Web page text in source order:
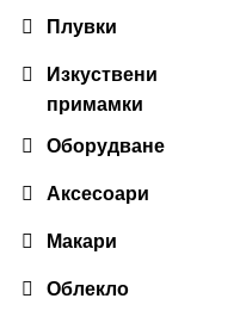
Плувки
Изкуствени
примамки
Оборудване
Аксесоари
Макари
Облекло